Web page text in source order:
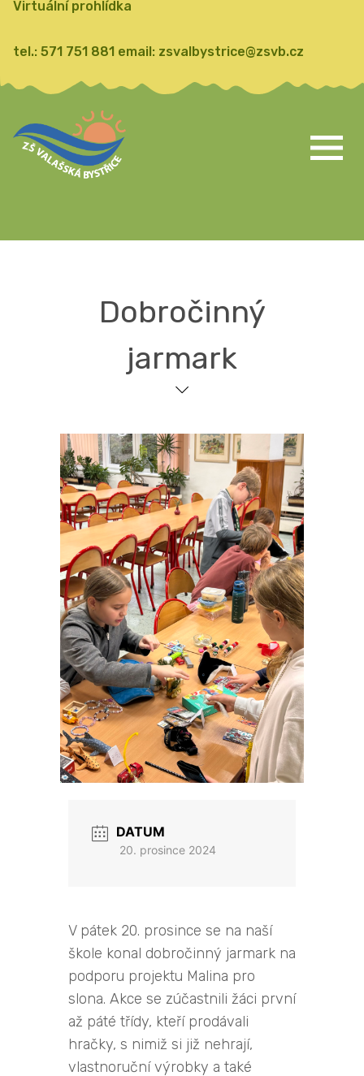
Virtuální prohlídka
tel.: 571 751 881 email: zsvalbystrice@zsvb.cz
Dobročinný
jarmark
DATUM
20. prosince 2024
V pátek 20. prosince se na naší
škole konal dobročinný jarmark na
podporu projektu Malina pro
slona. Akce se zúčastnili žáci první
až páté třídy, kteří prodávali
hračky, s nimiž si již nehrají,
vlastnoruční výrobky a také